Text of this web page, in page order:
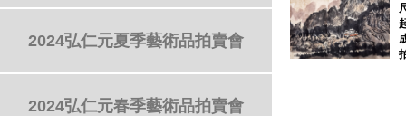
2024弘仁元夏季藝術品拍賣會
2024弘仁元春季藝術品拍賣會